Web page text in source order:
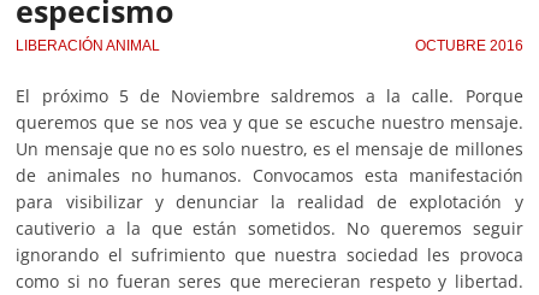
especismo
LIBERACIÓN ANIMAL OCTUBRE 2016
El próximo 5 de Noviembre saldremos a la calle. Porque
queremos que se nos vea y que se escuche nuestro mensaje.
Un mensaje que no es solo nuestro, es el mensaje de millones
de animales no humanos. Convocamos esta manifestación
para visibilizar y denunciar la realidad de explotación y
cautiverio a la que están sometidos. No queremos seguir
ignorando el sufrimiento que nuestra sociedad les provoca
como si no fueran seres que merecieran respeto y libertad.